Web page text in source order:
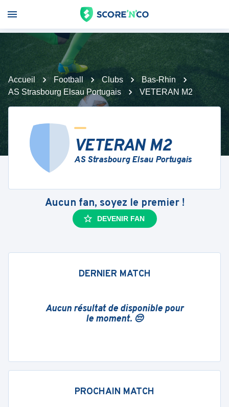
Accueil Football Clubs
Bas-Rhin
AS Strasbourg Elsau Portugais
VETERAN M2
VETERAN M2
AS Strasbourg Elsau Portugais
Aucun fan, soyez le premier !
DEVENIR FAN
DERNIER MATCH
Aucun résultat de disponible pour
le moment. 😔
PROCHAIN MATCH